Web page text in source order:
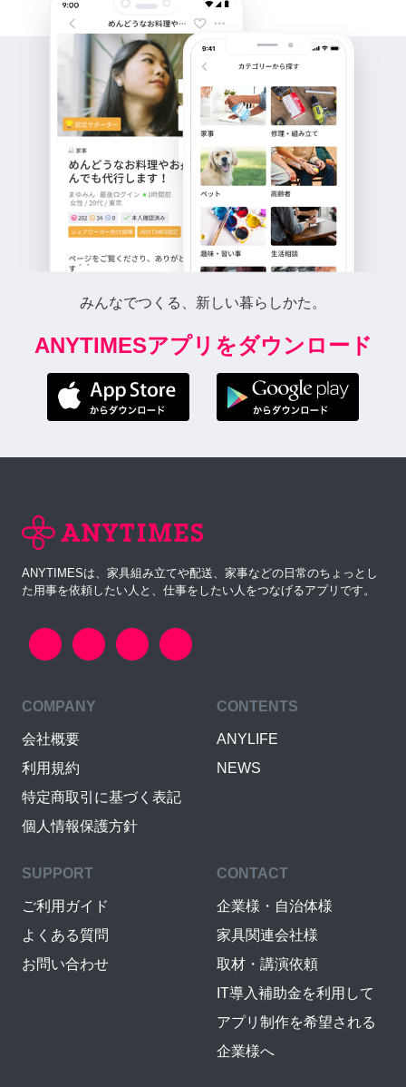
みんなでつくる、新しい暮らしかた。
ANYTIMESアプリをダウンロード
ANYTIMESは、家具組み立てや配送、家事などの日常のちょっとし
た用事を依頼したい人と、仕事をしたい人をつなげるアプリです。
COMPANY
会社概要
利用規約
特定商取引に基づく表記
個人情報保護方針
CONTENTS
ANYLIFE
NEWS
SUPPORT
ご利用ガイド
よくある質問
お問い合わせ
CONTACT
企業様・自治体様
家具関連会社様
取材・講演依頼
IT導入補助金を利用して
アプリ制作を希望される
企業様へ